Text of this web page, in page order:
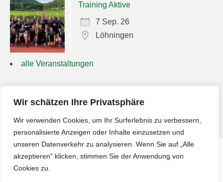
Wir schätzen Ihre Privatsphäre
Wir verwenden Cookies, um Ihr Surferlebnis zu verbessern,
personalisierte Anzeigen oder Inhalte einzusetzen und
unseren Datenverkehr zu analysieren. Wenn Sie auf „Alle
akzeptieren" klicken, stimmen Sie der Anwendung von
Cookies zu.
Training Aktive
7 Sep. 26
Löhningen
alle Veranstaltungen
Impressum